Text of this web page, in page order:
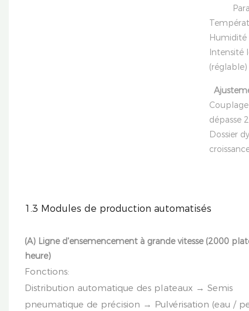
(réglable)
dépasse
Dossier
1.3 Modules de production automatisés
(A) Ligne d'ensemencement à grande vitesse (2000
heure)
Fonctions:
Distribution automatique des plateaux → Semis
pneumatique de précision → Pulvérisation (eau /